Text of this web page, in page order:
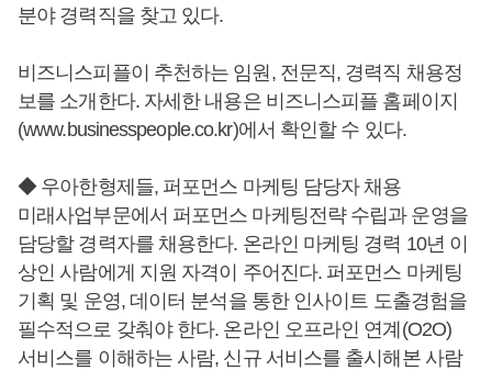
분야 경력직을 찾고 있다.
비즈니스피플이 추천하는 임원, 전문직, 경력직 채용정
보를 소개한다. 자세한 내용은 비즈니스피플 홈페이지
(www.businesspeople.co.kr)에서 확인할 수 있다.
◆ 우아한형제들, 퍼포먼스 마케팅 담당자 채용
미래사업부문에서 퍼포먼스 마케팅전략 수립과 운영을
담당할 경력자를 채용한다. 온라인 마케팅 경력 10년 이
상인 사람에게 지원 자격이 주어진다. 퍼포먼스 마케팅
기획 및 운영, 데이터 분석을 통한 인사이트 도출경험을
필수적으로 갖춰야 한다. 온라인 오프라인 연계(O2O)
서비스를 이해하는 사람, 신규 서비스를 출시해본 사람